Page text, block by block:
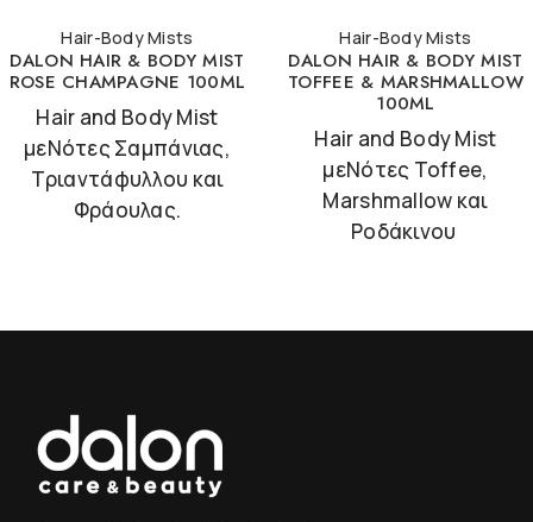
Hair-Body Mists
DALON HAIR & BODY MIST
ROSE CHAMPAGNE 100ML
Hair and Body Mist
μεΝότες Σαμπάνιας,
Τριαντάφυλλου και
Φράουλας.
Hair-Body Mists
DALON HAIR & BODY MIST
TOFFEE & MARSHMALLOW
100ML
Hair and Body Mist
μεΝότες Toffee,
Marshmallow και
Ροδάκινου